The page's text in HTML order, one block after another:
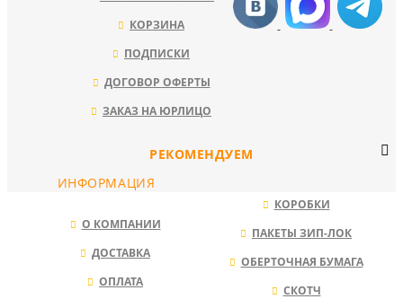
КОРЗИНА
ПОДПИСКИ
ДОГОВОР ОФЕРТЫ
ЗАКАЗ НА ЮРЛИЦО
РЕКОМЕНДУЕМ
КОРОБКИ
ПАКЕТЫ ЗИП-ЛОК
ОБЕРТОЧНАЯ БУМАГА
СКОТЧ
ИНФОРМАЦИЯ
О КОМПАНИИ
ДОСТАВКА
ОПЛАТА